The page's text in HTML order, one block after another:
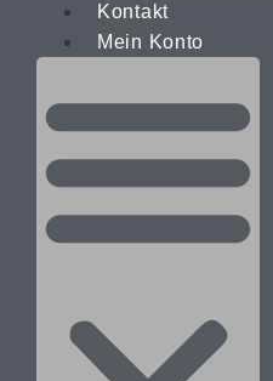
Kontakt
Mein Konto